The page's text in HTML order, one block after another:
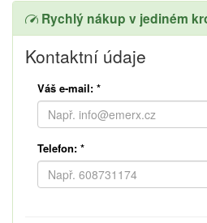
Rychlý nákup v jediném
Kontaktní údaje
Váš e-mail: *
Telefon: *